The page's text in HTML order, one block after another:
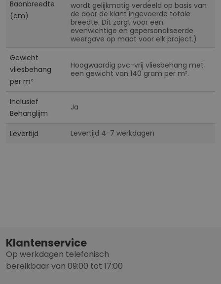
Baanbreedte
(cm)
wordt gelijkmatig verdeeld op basis van
de door de klant ingevoerde totale
breedte. Dit zorgt voor een
evenwichtige en gepersonaliseerde
weergave op maat voor elk project.)
Gewicht
vliesbehang
per m²
Hoogwaardig pvc-vrij vliesbehang met
een gewicht van 140 gram per m².
Inclusief
Behanglijm
Ja
Levertijd Levertijd 4-7 werkdagen
Klantenservice
Op werkdagen telefonisch
bereikbaar van 09:00 tot 17:00